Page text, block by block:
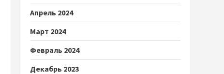
Апрель 2024
Март 2024
Февраль 2024
Декабрь 2023